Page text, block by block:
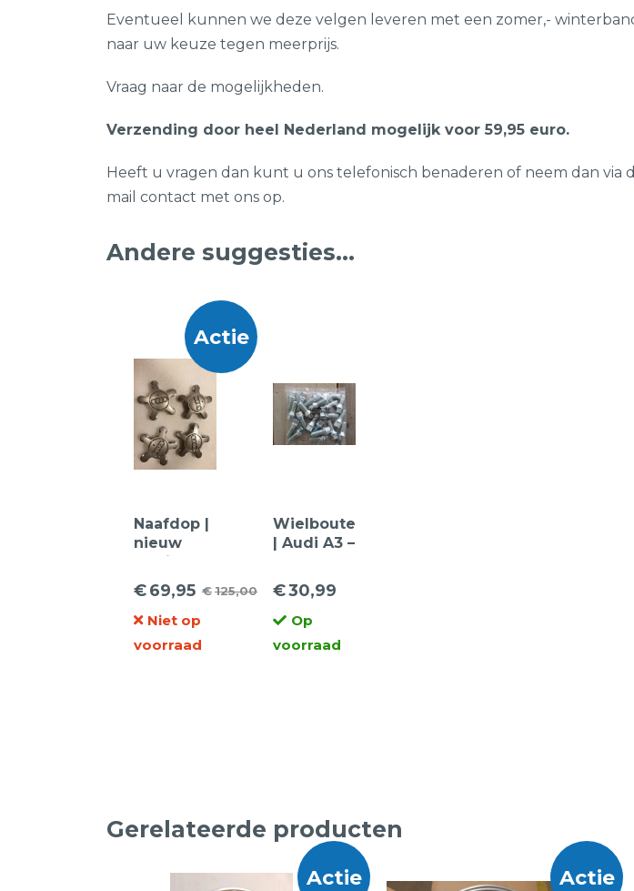
Eventueel kunnen we deze velgen leveren met een zomer,-
naar uw keuze tegen meerprijs.
Vraag naar de mogelijkheden.
Verzending door heel Nederland mogelijk voor 59,95 euro.
Heeft u vragen dan kunt u ons telefonisch benaderen of neem dan via
mail contact met ons op.
Andere suggesties…
Actie
Naafdop |
nieuw
Audi A1
8X0 601
165 5 Arm
| 4 Stuks
€125,00
Oorspronkelijke
prijs
was:
€69,95
Huidige
prijs
is:
Niet op
voorraad
Wielbouten
| Audi A3 –
A6 – etc –
conisch
€30,99
Op
voorraad
Gerelateerde producten
Actie Actie